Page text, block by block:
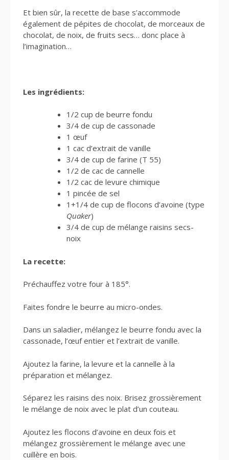
Et bien sûr, la recette de base s’accommode
également de pépites de chocolat, de morceaux de
chocolat, de noix, de fruits secs… donc place à
l’imagination…
Les ingrédients:
1/2 cup de beurre fondu
3/4 de cup de cassonade
1 œuf
1 cac d’extrait de vanille
3/4 de cup de farine (T 55)
1/2 de cac de cannelle
1/2 cac de levure chimique
1 pincée de sel
1+1/4 de cup de flocons d’avoine (type
Quaker)
3/4 de cup de mélange raisins secs-
noix
La recette:
Préchauffez votre four à 185°.
Faites fondre le beurre au micro-ondes.
Dans un saladier, mélangez le beurre fondu avec la
cassonade, l’œuf entier et l’extrait de vanille.
Ajoutez la farine, la levure et la cannelle à la
préparation et mélangez.
Séparez les raisins des noix. Brisez grossièrement
le mélange de noix avec le plat d’un couteau.
Ajoutez les flocons d’avoine en deux fois et
mélangez grossièrement le mélange avec une
cuillère en bois.